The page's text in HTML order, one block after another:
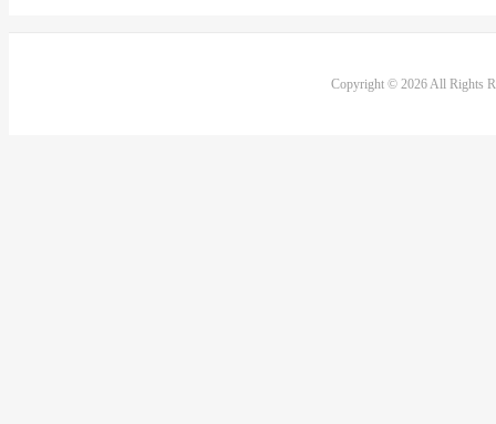
Copyright © 2026 All Rights